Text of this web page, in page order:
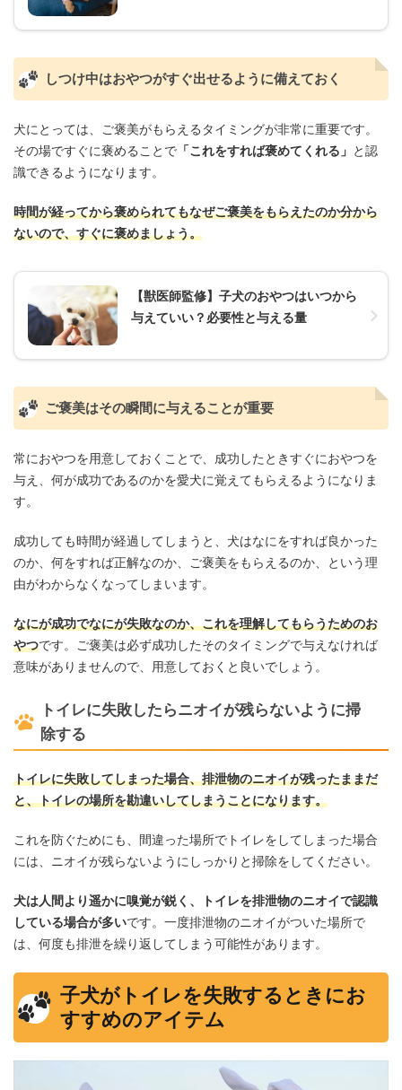
しつけ中はおやつがすぐ出せるように備えておく
犬にとっては、ご褒美がもらえるタイミングが非常に重要です。
その場ですぐに褒めることで 「これをすれば褒めてくれる」 と認
識できるようになります。
時間が経ってから褒められてもなぜご褒美をもらえたのか分から
ないので、すぐに褒めましょう。
【獣医師監修】子犬のおやつはいつから
与えていい？必要性と与える量
ご褒美はその瞬間に与えることが重要
常におやつを用意しておくことで、成功したときすぐにおやつを
与え、何が成功であるのかを愛犬に覚えてもらえるようになりま
す。
成功しても時間が経過してしまうと、犬はなにをすれば良かった
のか、何をすれば正解なのか、ご褒美をもらえるのか、という理
由がわからなくなってしまいます。
なにが成功でなにが失敗なのか、これを理解してもらうためのお
やつです。ご褒美は必ず成功したそのタイミングで与えなければ
意味がありませんので、用意しておくと良いでしょう。
トイレに失敗したらニオイが残らないように掃
除する
トイレに失敗してしまった場合、排泄物のニオイが残ったままだ
と、トイレの場所を勘違いしてしまうことになります。
これを防ぐためにも、間違った場所でトイレをしてしまった場合
には、ニオイが残らないようにしっかりと掃除をしてください。
犬は人間より遥かに嗅覚が鋭く、トイレを排泄物のニオイで認識
している場合が多いです。一度排泄物のニオイがついた場所で
は、何度も排泄を繰り返してしまう可能性があります。
子犬がトイレを失敗するときにお
すすめのアイテム